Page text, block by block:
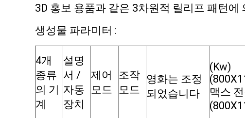
3D 홍보 용품과 같은 3차원적 릴리프 패턴에
생성물 파라미터 :
4개
종류
의 기
계
설명
서 /
자동
장치
제어
모드
조작
모드
영화는 조정
되었습니다
(Kw)
맥스